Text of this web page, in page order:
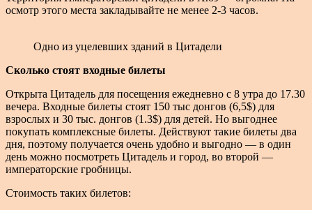
осмотр этого места закладывайте не менее 2-3 часов.
Одно из уцелевших зданий в Цитадели
Сколько стоят входные билеты
Открыта Цитадель для посещения ежедневно с 8 утра до 17.30
вечера. Входные билеты стоят 150 тыс донгов (6,5$) для
взрослых и 30 тыс. донгов (1.3$) для детей. Но выгоднее
покупать комплексные билеты. Действуют такие билеты два
дня, поэтому получается очень удобно и выгодно — в один
день можно посмотреть Цитадель и город, во второй —
императорские гробницы.
Стоимость таких билетов: